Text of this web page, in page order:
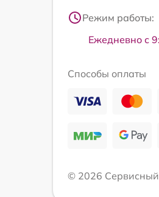
Режим работы:
Ежедневно с
Способы оплаты
© 2026